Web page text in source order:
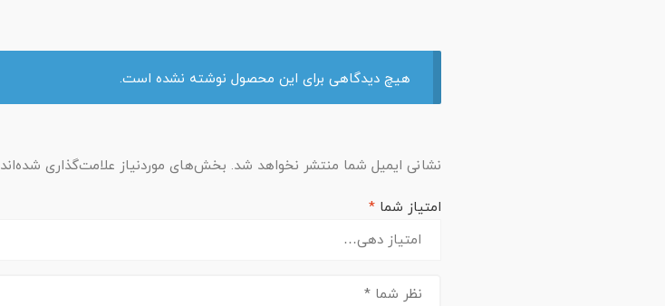
هیچ دیدگاهی برای این محصول نوشته نشده است.
نشانی ایمیل شما منتشر نخواهد شد. بخش‌های موردنیاز علامت‌گذاری شده‌اند
امتیاز شما *